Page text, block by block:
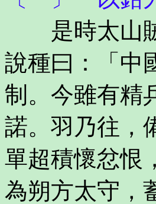
是時太山賊
說種曰：「中
制。今雖有精
諾。羽乃往，
單超積懷忿恨
為朔方太守，